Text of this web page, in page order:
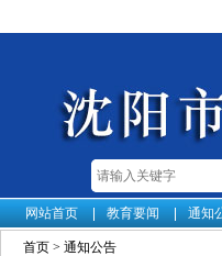
网站首页 教育要闻 通知
首页 > 通知公告